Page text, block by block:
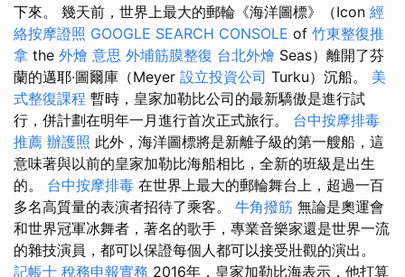
下來。 幾天前，世界上最大的郵輪《海洋圖標》（Icon 經
絡按摩證照 GOOGLE SEARCH CONSOLE of 竹東整復推
拿 the 外燴 意思 外埔筋膜整復 台北外燴 Seas）離開了芬
蘭的邁耶·圖爾庫（Meyer 設立投資公司 Turku）沉船。 美
式整復課程 暫時，皇家加勒比公司的最新驕傲是進行試
行，併計劃在明年一月進行首次正式旅行。 台中按摩排毒
推薦 辦護照 此外，海洋圖標將是新離子級的第一艘船，這
意味著與以前的皇家加勒比海船相比，全新的班級是出生
的。 台中按摩排毒 在世界上最大的郵輪舞台上，超過一百
多名高質量的表演者招待了乘客。 牛角撥筋 無論是奧運會
和世界冠軍冰舞者，著名的歌手，專業音樂家還是世界一流
的雜技演員，都可以保證每個人都可以接受壯觀的演出。
記帳士 稅務申報實務 2016年，皇家加勒比海表示，他打算